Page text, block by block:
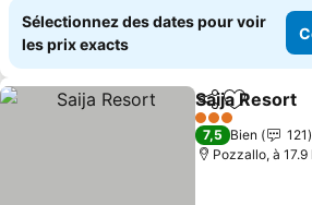
Sélectionnez des dates pour voir
les prix exacts
PartagerAjouter à
Saija Resort
3 Étoiles
7,5 Bien
121
Pozzallo, à